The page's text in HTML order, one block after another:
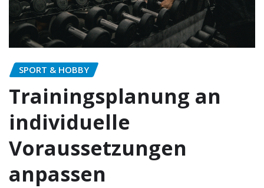
SPORT & HOBBY
Trainingsplanung an
individuelle
Voraussetzungen
anpassen